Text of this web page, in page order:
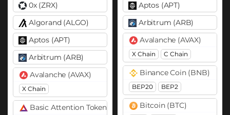
0x (ZRX)
Algorand (ALGO)
Aptos (APT)
Arbitrum (ARB)
Avalanche (AVAX)
X Chain
Basic Attention Token (BAT)
Aptos (APT)
Arbitrum (ARB)
Avalanche (AVAX)
X Chain C Chain
Binance Coin (BNB)
BEP20 BEP2
Bitcoin (BTC)